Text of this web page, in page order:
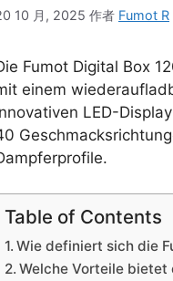
10 月, 2025 作者 Fumot R
Fumot Digital Box
einem
LED-
Table of Contents
Wie definiert sich die
Welche Vorteile bietet